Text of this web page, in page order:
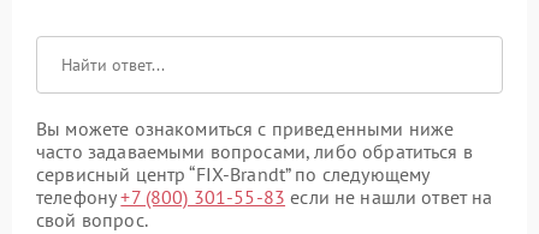
Вы можете ознакомиться с приведенными ниже
часто задаваемыми вопросами, либо обратиться в
сервисный центр “FIX-Brandt” по следующему
телефону+7 (800) 301-55-83 если не нашли ответ на
свой вопрос.